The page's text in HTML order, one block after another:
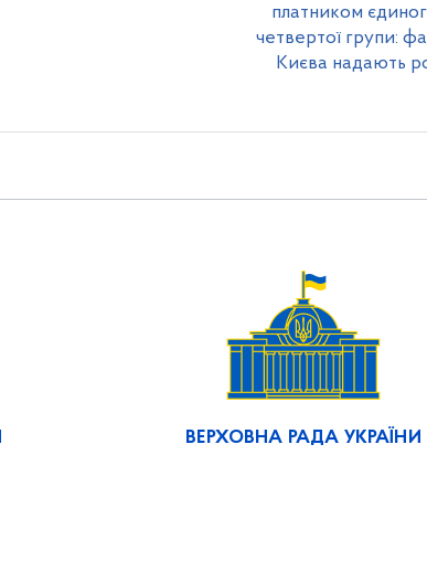
платником
четвертої групи:
Києва надають
ВЕРХОВНА РАДА УКРАЇНИ